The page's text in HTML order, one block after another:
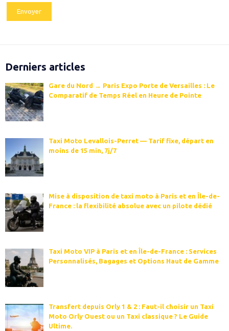
Derniers articles
Gare du Nord → Paris Expo Porte de Versailles : Le
Comparatif de Temps Réel en Heure de Pointe
Taxi Moto Levallois-Perret — Tarif fixe, départ en
moins de 15 min, 7j/7
Mise à disposition de taxi moto à Paris et en Île-de-
France : la flexibilité absolue avec un pilote dédié
Taxi Moto VIP à Paris et en Île-de-France : Services
Personnalisés, Bagages et Options Haut de Gamme
Transfert depuis Orly 1 & 2 : Faut-il choisir un Taxi
Moto Orly Ouest ou un Taxi classique ? Le Guide
Ultime.